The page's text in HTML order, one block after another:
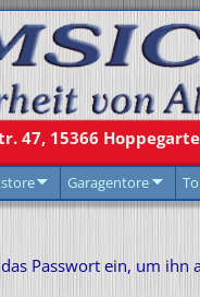
47, 15366
Garagentore
Passwort ein, um ihn